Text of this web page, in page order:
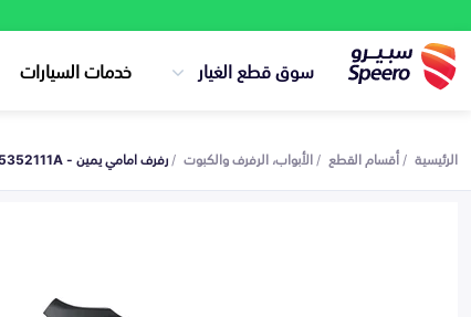
سوق قطع الغيار خدمات السيارات
الرئيسية أقسام القطع الأبواب، الرفرف والكبوت رفرف امامي يمين - KD5352111A